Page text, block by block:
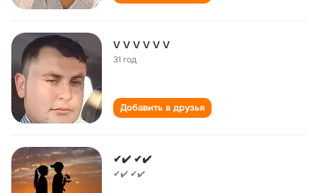
V V V V V V
31 год
Добавить в друзья
✔✔️ ✔✔️
✔✔️ ✔✔️